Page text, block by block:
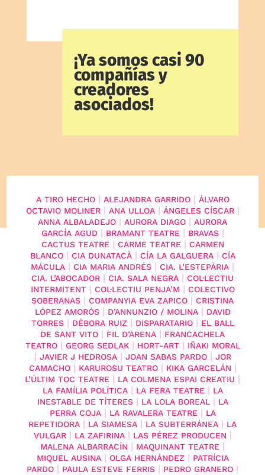
¡Ya somos casi 90
compañías y
creadores
asociados!
A TIRO HECHO| ALEJANDRA GARRIDO|
ÁLVARO
OCTAVIO MOLINER| ANA ULLOA| ÁNGELES CÍSCAR|
ANNA ALBALADEJO AURORA DIAGO
AURORA
GARCÍA AGUD| BRAMANT TEATRE| BRAVAS|
CACTUS TEATRE| CARME TEATRE|
CARMEN
BLANCO| CIA DUNATACÀ| CÍA LA GALGUERA|
CÍA
MÁCULA
CIA MARIA ANDRÉS CIA. L’ESTEPÀRIA
CIA. L’ABOCADOR CIA. SALA NEGRA
COL·LECTIU
INTERMITENT| COL·LECTIU PENJA’M
COLECTIVO
SOBERANAS
COMPANYIA EVA ZAPICO
CRISTINA
LÓPEZ AMORÓS| D’ANNUNZIO / MOLINA|
DAVID
TORRES| DÉBORA RUIZ| DISPARATARIO|
EL BALL
DE SANT VITO
FIL D’ARENA
FRANCACHELA
TEATRO| GEORG SEDLAK| HORT-ART| IÑAKI MORAL
JAVIER J HEDROSA| JOAN SABAS PARDO|
JOR
CAMACHO| KARUROSU TEATRO| KIKA GARCELÁN
L’ÚLTIM TOC TEATRE LA COLMENA ESPAI CREATIU
LA FAMÍLIA POLÍTICA| LA FERA TEATRE|
LA
INESTABLE DE TÍTERES| LA LOLA BOREAL|
LA
PERRA COJA| LA RAVALERA TEATRE|
LA
REPETIDORA
LA SIAMESA LA SUBTERRÁNEA
LA
VULGAR| LA ZAFIRINA| LAS PÉREZ PRODUCEN
MALENA ALBARRACÍN MAQUINANT TEATRE
MIQUEL AUSINA| OLGA HERNÁNDEZ|
PATRÍCIA
PARDO
PAULA ESTEVE FERRIS PEDRO GRANERO